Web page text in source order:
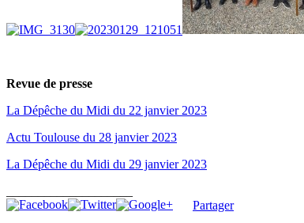
Revue de presse
La Dépêche du Midi du 22 janvier 2023
Actu Toulouse du 28 janvier 2023
La Dépêche du Midi du 29 janvier 2023
Partager